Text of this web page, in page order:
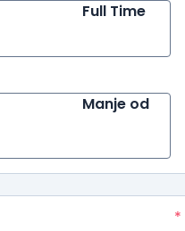
Full Time
Manje od
*